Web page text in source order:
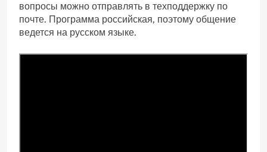
вопросы можно отправлять в техподдержку по
почте. Программа российская, поэтому общение
ведется на русском языке.